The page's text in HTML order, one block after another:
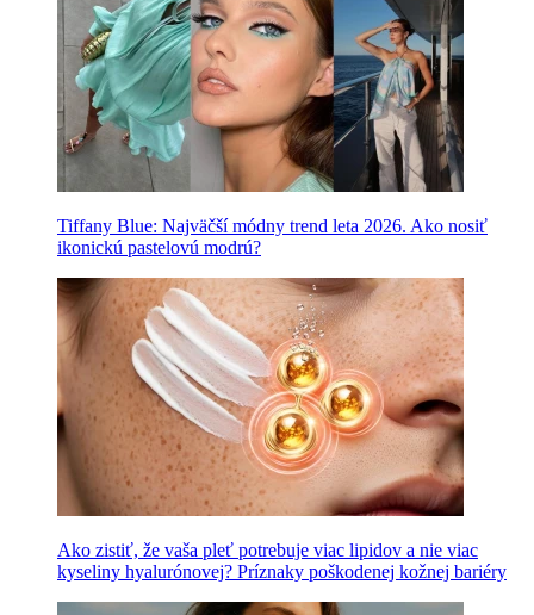
Tiffany Blue: Najväčší módny trend leta 2026. Ako nosiť
ikonickú pastelovú modrú?
Ako zistiť, že vaša pleť potrebuje viac lipidov a nie viac
kyseliny hyalurónovej? Príznaky poškodenej kožnej bariéry